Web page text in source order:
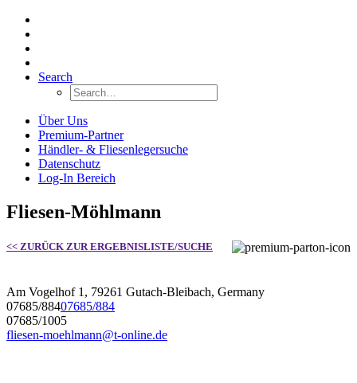
Search
Über Uns
Premium-Partner
Händler- & Fliesenlegersuche
Datenschutz
Log-In Bereich
Fliesen-Möhlmann
<< ZURÜCK ZUR ERGEBNISLISTE/SUCHE
Am Vogelhof 1, 79261 Gutach-Bleibach, Germany
07685/88407685/884
07685/1005
fliesen-moehlmann@t-online.de